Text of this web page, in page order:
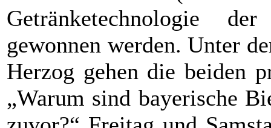
Getränketechnologie
gewonnen werden. Unter
Herzog gehen die beiden
„Warum sind bayerische